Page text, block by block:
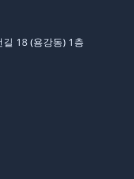
18 (용강동) 1층